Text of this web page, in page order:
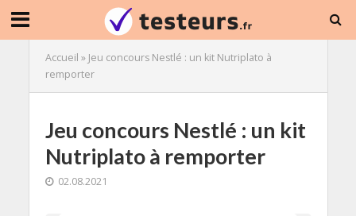
Accueil » Jeu concours Nestlé : un kit Nutriplato à
remporter
Jeu concours Nestlé : un kit
Nutriplato à remporter
02.08.2021